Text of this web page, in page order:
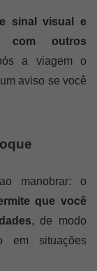
sinal visual e
com outros
a viagem o
aviso se você
manobrar: o
que você
, de modo
em situações